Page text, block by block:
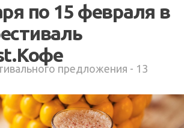
по 15 февраля в
предложения - 13